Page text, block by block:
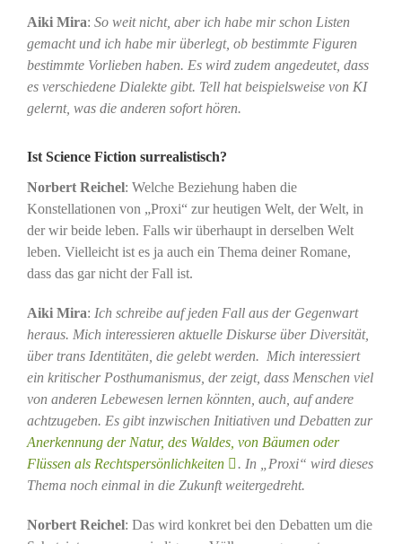
Aiki Mira: So weit nicht, aber ich habe mir schon Listen
gemacht und ich habe mir überlegt, ob bestimmte Figuren
bestimmte Vorlieben haben. Es wird zudem angedeutet, dass
es verschiedene Dialekte gibt. Tell hat beispielsweise von KI
gelernt, was die anderen sofort hören.
Ist Science Fiction surrealistisch?
Norbert Reichel: Welche Beziehung haben die
Konstellationen von „Proxi“ zur heutigen Welt, der Welt, in
der wir beide leben. Falls wir überhaupt in derselben Welt
leben. Vielleicht ist es ja auch ein Thema deiner Romane,
dass das gar nicht der Fall ist.
Aiki Mira: Ich schreibe auf jeden Fall aus der Gegenwart
heraus. Mich interessieren aktuelle Diskurse über Diversität,
über trans Identitäten, die gelebt werden. Mich interessiert
ein kritischer Posthumanismus, der zeigt, dass Menschen viel
von anderen Lebewesen lernen könnten, auch, auf andere
achtzugeben. Es gibt inzwischen Initiativen und Debatten zur
Anerkennung der Natur, des Waldes, von Bäumen oder
Flüssen als Rechtspersönlichkeiten
. In „Proxi“ wird dieses
Thema noch einmal in die Zukunft weitergedreht.
Norbert Reichel: Das wird konkret bei den Debatten um die